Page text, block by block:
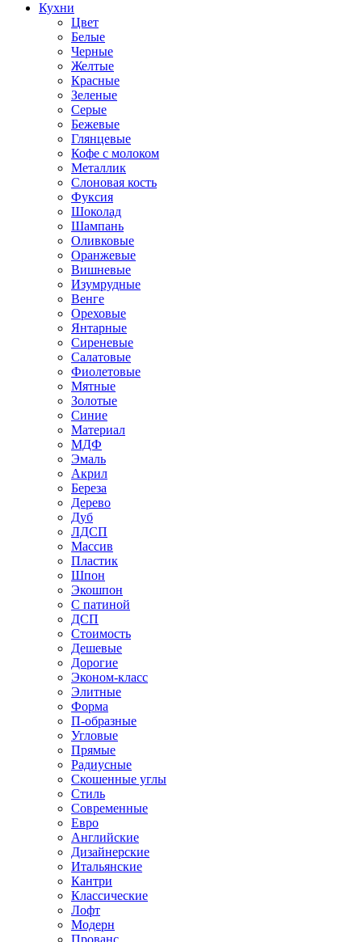
Кухни
Цвет
Белые
Черные
Желтые
Красные
Зеленые
Серые
Бежевые
Глянцевые
Кофе с молоком
Металлик
Слоновая кость
Фуксия
Шоколад
Шампань
Оливковые
Оранжевые
Вишневые
Изумрудные
Венге
Ореховые
Янтарные
Сиреневые
Салатовые
Фиолетовые
Мятные
Золотые
Синие
Материал
МДФ
Эмаль
Акрил
Береза
Дерево
Дуб
ЛДСП
Массив
Пластик
Шпон
Экошпон
С патиной
ДСП
Стоимость
Дешевые
Дорогие
Эконом-класс
Элитные
Форма
П-образные
Угловые
Прямые
Радиусные
Скошенные углы
Стиль
Современные
Евро
Английские
Дизайнерские
Итальянские
Кантри
Классические
Лофт
Модерн
Прованс